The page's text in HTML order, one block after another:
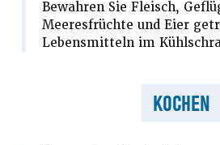
Bewahren Sie Fleisch,
Meeresfrüchte und Eier
Lebensmitteln im
KOCHEN